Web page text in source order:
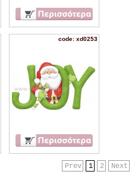
code: xd0253
Next
2
1
Prev